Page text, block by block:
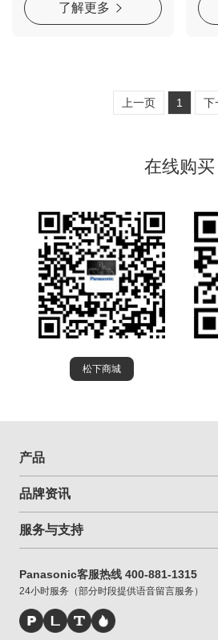
了解更多
上一页 1 下
在线购买
松下商城
产品
品牌资讯
服务与支持
Panasonic客服热线 400-881-1315
24小时服务（部分时段提供语音留言服务）